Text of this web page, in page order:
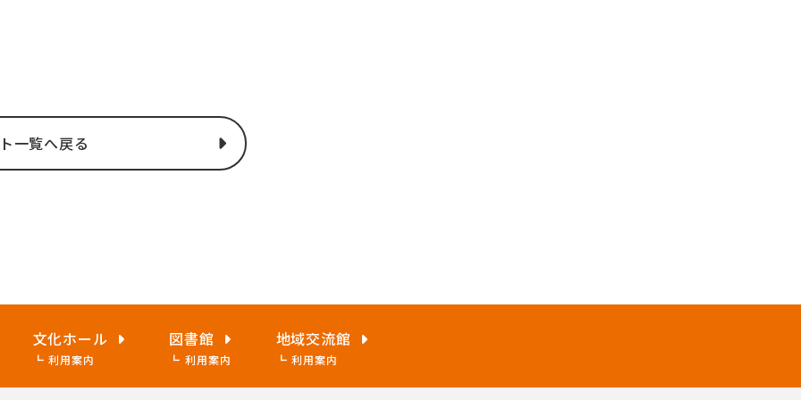
一覧へ戻る
文化ホール
利用案内
図書館
利用案内
地域交流館
利用案内